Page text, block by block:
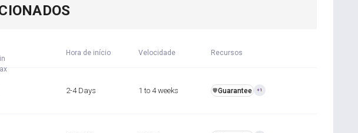
Max
Hora de início Velocidade Recursos
2-4 Days 1 to 4 weeks ️🛡️Guarantee +1